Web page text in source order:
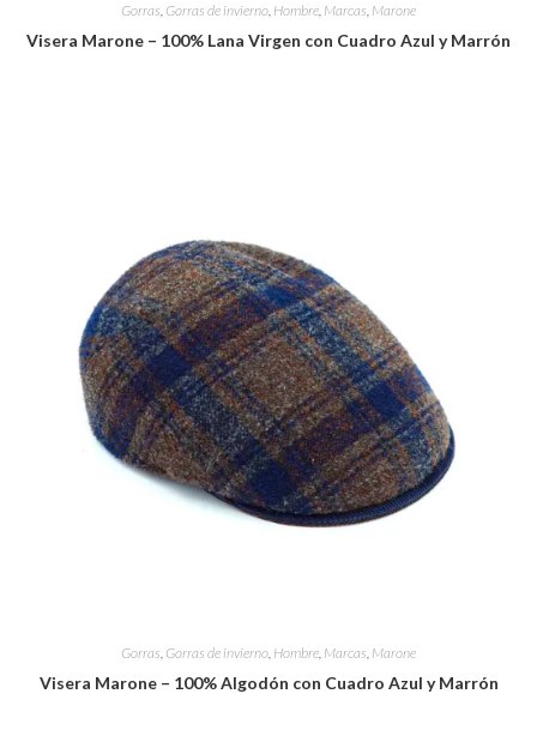
Gorras, Gorras de invierno, Hombre, Marcas, Marone
Visera Marone – 100% Lana Virgen con Cuadro Azul y Marrón
Gorras, Gorras de invierno, Hombre, Marcas, Marone
Visera Marone – 100% Algodón con Cuadro Azul y Marrón